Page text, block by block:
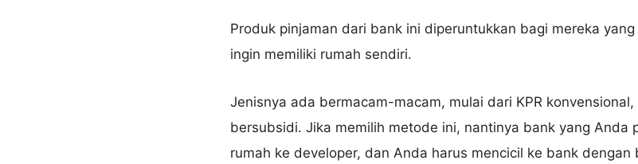
Produk pinjaman dari bank ini diperuntukkan bagi mereka
ingin memiliki rumah sendiri.
Jenisnya ada bermacam-macam, mulai dari KPR
bersubsidi. Jika memilih metode ini, nantinya bank yang Anda
rumah ke developer, dan Anda harus mencicil ke bank